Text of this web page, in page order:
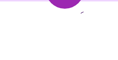
контента без